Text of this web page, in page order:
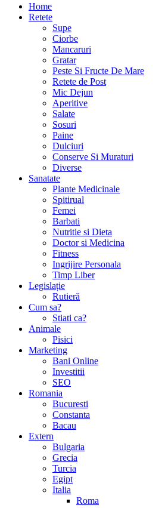
Home
Retete
Supe
Ciorbe
Mancaruri
Gratar
Peste Si Fructe De Mare
Retete de Post
Mic Dejun
Aperitive
Salate
Sosuri
Paine
Dulciuri
Conserve Si Muraturi
Diverse
Sanatate
Plante Medicinale
Spitirual
Femei
Barbati
Nutritie si Dieta
Doctor si Medicina
Fitness
Ingrijire Personala
Timp Liber
Legislație
Rutieră
Cum sa?
Stiati ca?
Animale
Pisici
Marketing
Bani Online
Investitii
SEO
Romania
Bucuresti
Constanta
Bacau
Extern
Bulgaria
Grecia
Turcia
Egipt
Italia
Roma